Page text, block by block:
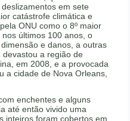
em sete
catástrofe climática e
ONU como o 8º maior
últimos 100 anos, o
e danos, a outras
a região de
em 2008, e a provocada
a cidade de Nova Orleans,
enchentes e alguns
até então vivido uma
inteiros foram cobertos em